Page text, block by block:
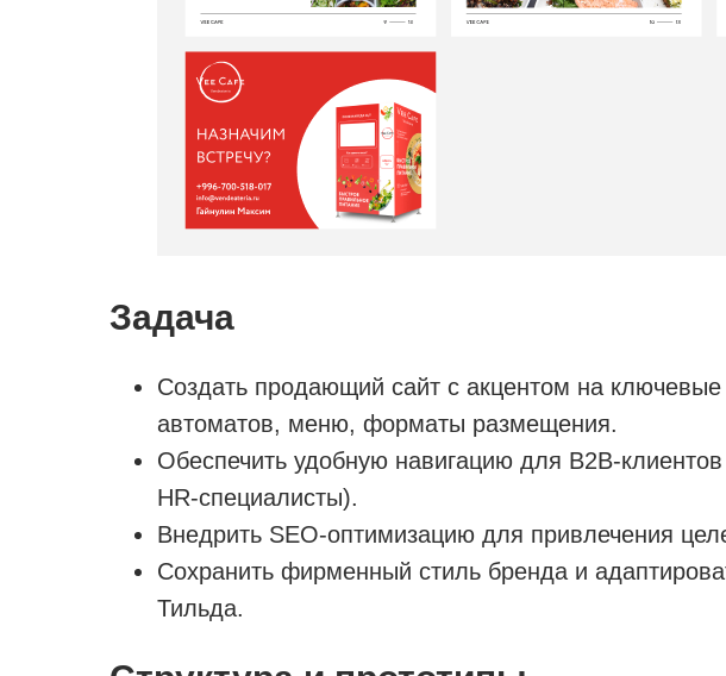
Задача
Создать продающий сайт с акцентом на ключевые
автоматов, меню, форматы размещения.
Обеспечить удобную навигацию для B2B-
HR-специалисты).
Внедрить SEO-оптимизацию для привлечения
Сохранить фирменный стиль бренда и
Тильда.